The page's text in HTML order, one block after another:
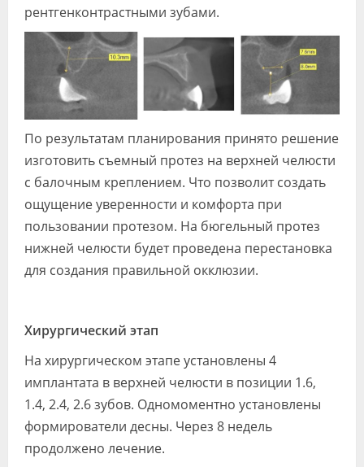
рентгенконтрастными зубами.
По результатам планирования принято решение
изготовить съемный протез на верхней челюсти
с балочным креплением. Что позволит создать
ощущение уверенности и комфорта при
пользовании протезом. На бюгельный протез
нижней челюсти будет проведена перестановка
для создания правильной окклюзии.
Хирургический этап
На хирургическом этапе установлены 4
имплантата в верхней челюсти в позиции 1.6,
1.4, 2.4, 2.6 зубов. Одномоментно установлены
формирователи десны. Через 8 недель
продолжено лечение.